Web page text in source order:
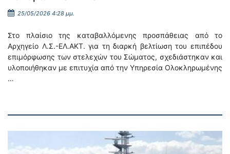
25/05/2026 4:28 μμ.
Στο πλαίσιο της καταβαλλόμενης προσπάθειας από το
Αρχηγείο Λ.Σ.-ΕΛ.ΑΚΤ. για τη διαρκή βελτίωση του επιπέδου
επιμόρφωσης των στελεχών του Σώματος, σχεδιάστηκαν και
υλοποιήθηκαν με επιτυχία από την Υπηρεσία Ολοκληρωμένης
…